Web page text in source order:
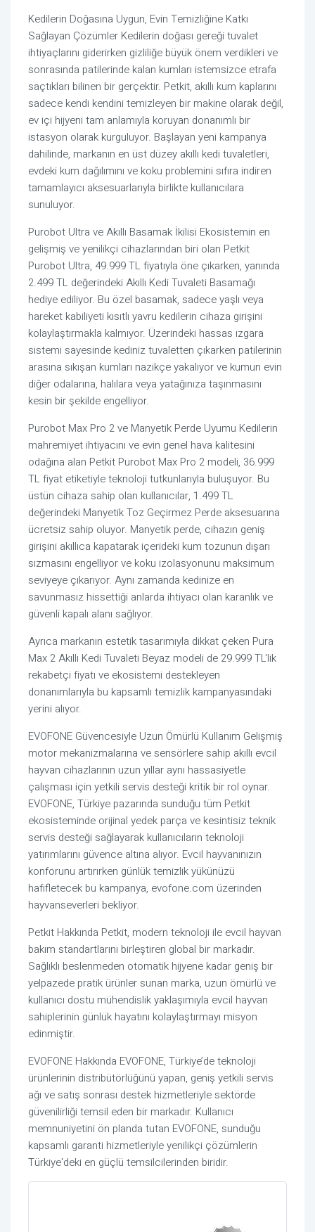
Kedilerin Doğasına Uygun, Evin Temizliğine Katkı
Sağlayan Çözümler Kedilerin doğası gereği tuvalet
ihtiyaçlarını giderirken gizliliğe büyük önem verdikleri ve
sonrasında patilerinde kalan kumları istemsizce etrafa
saçtıkları bilinen bir gerçektir. Petkit, akıllı kum kaplarını
sadece kendi kendini temizleyen bir makine olarak değil,
ev içi hijyeni tam anlamıyla koruyan donanımlı bir
istasyon olarak kurguluyor. Başlayan yeni kampanya
dahilinde, markanın en üst düzey akıllı kedi tuvaletleri,
evdeki kum dağılımını ve koku problemini sıfıra indiren
tamamlayıcı aksesuarlarıyla birlikte kullanıcılara
sunuluyor.
Purobot Ultra ve Akıllı Basamak İkilisi Ekosistemin en
gelişmiş ve yenilikçi cihazlarından biri olan Petkit
Purobot Ultra, 49.999 TL fiyatıyla öne çıkarken, yanında
2.499 TL değerindeki Akıllı Kedi Tuvaleti Basamağı
hediye ediliyor. Bu özel basamak, sadece yaşlı veya
hareket kabiliyeti kısıtlı yavru kedilerin cihaza girişini
kolaylaştırmakla kalmıyor. Üzerindeki hassas ızgara
sistemi sayesinde kediniz tuvaletten çıkarken patilerinin
arasına sıkışan kumları nazikçe yakalıyor ve kumun evin
diğer odalarına, halılara veya yatağınıza taşınmasını
kesin bir şekilde engelliyor.
Purobot Max Pro 2 ve Manyetik Perde Uyumu Kedilerin
mahremiyet ihtiyacını ve evin genel hava kalitesini
odağına alan Petkit Purobot Max Pro 2 modeli, 36.999
TL fiyat etiketiyle teknoloji tutkunlarıyla buluşuyor. Bu
üstün cihaza sahip olan kullanıcılar, 1.499 TL
değerindeki Manyetik Toz Geçirmez Perde aksesuarına
ücretsiz sahip oluyor. Manyetik perde, cihazın geniş
girişini akıllıca kapatarak içerideki kum tozunun dışarı
sızmasını engelliyor ve koku izolasyonunu maksimum
seviyeye çıkarıyor. Aynı zamanda kedinize en
savunmasız hissettiği anlarda ihtiyacı olan karanlık ve
güvenli kapalı alanı sağlıyor.
Ayrıca markanın estetik tasarımıyla dikkat çeken Pura
Max 2 Akıllı Kedi Tuvaleti Beyaz modeli de 29.999 TL'lik
rekabetçi fiyatı ve ekosistemi destekleyen
donanımlarıyla bu kapsamlı temizlik kampanyasındaki
yerini alıyor.
EVOFONE Güvencesiyle Uzun Ömürlü Kullanım Gelişmiş
motor mekanizmalarına ve sensörlere sahip akıllı evcil
hayvan cihazlarının uzun yıllar aynı hassasiyetle
çalışması için yetkili servis desteği kritik bir rol oynar.
EVOFONE, Türkiye pazarında sunduğu tüm Petkit
ekosisteminde orijinal yedek parça ve kesintisiz teknik
servis desteği sağlayarak kullanıcıların teknoloji
yatırımlarını güvence altına alıyor. Evcil hayvanınızın
konforunu artırırken günlük temizlik yükünüzü
hafifletecek bu kampanya, evofone.com üzerinden
hayvanseverleri bekliyor.
Petkit Hakkında Petkit, modern teknoloji ile evcil hayvan
bakım standartlarını birleştiren global bir markadır.
Sağlıklı beslenmeden otomatik hijyene kadar geniş bir
yelpazede pratik ürünler sunan marka, uzun ömürlü ve
kullanıcı dostu mühendislik yaklaşımıyla evcil hayvan
sahiplerinin günlük hayatını kolaylaştırmayı misyon
edinmiştir.
EVOFONE Hakkında EVOFONE, Türkiye’de teknoloji
ürünlerinin distribütörlüğünü yapan, geniş yetkili servis
ağı ve satış sonrası destek hizmetleriyle sektörde
güvenilirliği temsil eden bir markadır. Kullanıcı
memnuniyetini ön planda tutan EVOFONE, sunduğu
kapsamlı garanti hizmetleriyle yenilikçi çözümlerin
Türkiye'deki en güçlü temsilcilerinden biridir.